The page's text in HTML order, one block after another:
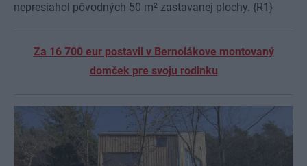
nepresiahol pôvodných 50 m² zastavanej plochy. {R1}
Za 16 700 eur postavil v Bernolákove montovaný
domček pre svoju rodinku